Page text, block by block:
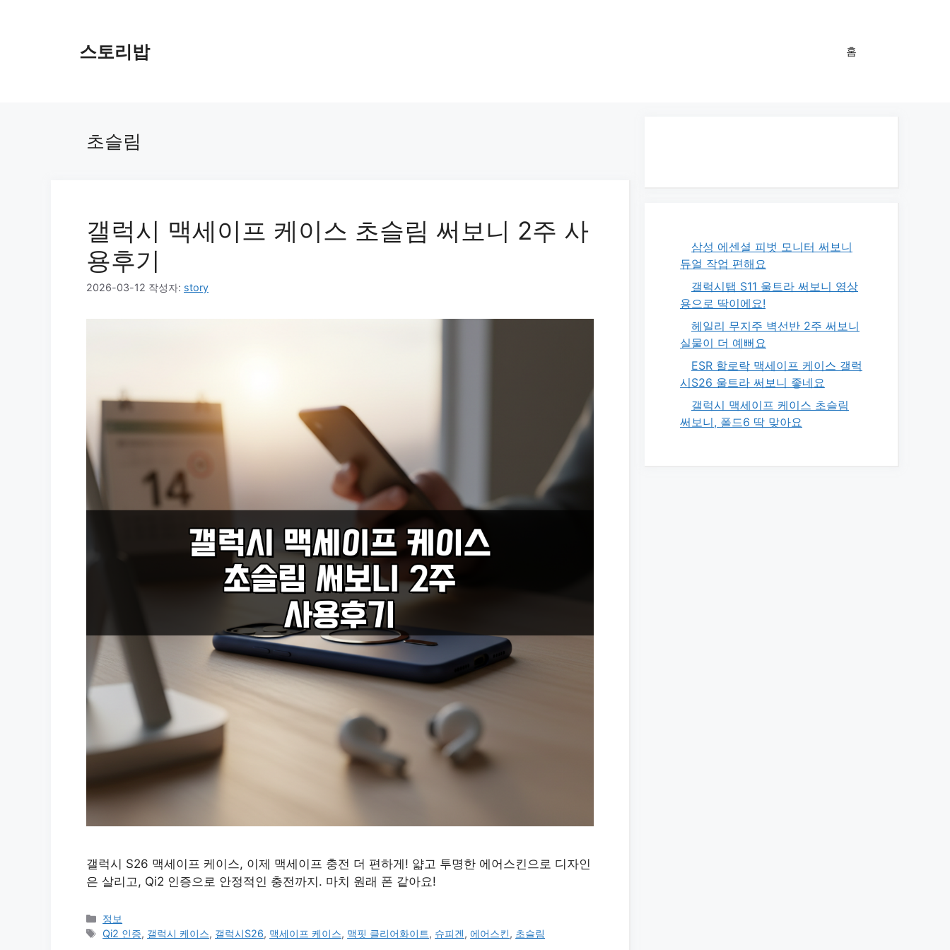
스토리밥 홈
초슬림
갤럭시 맥세이프 케이스 초슬림 써보니 2주 사
용후기
2026-03-12 작성자: story
갤럭시 S26 맥세이프 케이스, 이제 맥세이프 충전 더 편하게! 얇고 투명한 에어스킨으로 디자인
은 살리고, Qi2 인증으로 안정적인 충전까지. 마치 원래 폰 같아요!
카
테
정보
태
Qi2 인증, 갤럭시 케이스, 갤럭시S26, 맥세이프 케이스, 맥핏 클리어화이트, 슈피겐,에어스킨, 초슬림
삼성 에센셜 피벗 모니터 써보니
듀얼 작업 편해요
갤럭시탭 S11 울트라 써보니 영상
용으로 딱이에요!
헤일리 무지주 벽선반 2주 써보니
실물이 더 예뻐요
ESR 할로락 맥세이프 케이스 갤럭
시S26 울트라 써보니 좋네요
갤럭시 맥세이프 케이스 초슬림
써보니, 폴드6 딱 맞아요